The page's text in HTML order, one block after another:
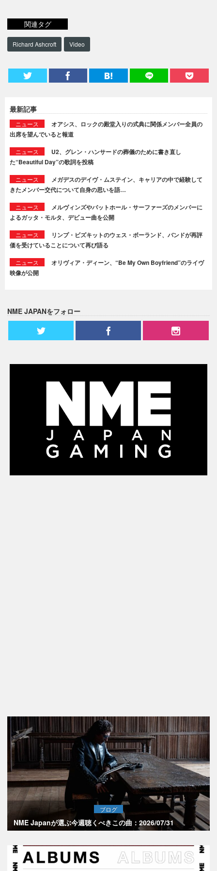
関連タグ
Richard Ashcroft Video
最新記事
ニュース
オアシス、ロックの殿堂入りの式典に関係メンバー全員の
出席を望んでいると報道
ニュース
U2、グレン・ハンサードの葬儀のために書き直し
た“Beautiful Day”の歌詞を投稿
ニュース
メガデスのデイヴ・ムステイン、キャリアの中で経験して
きたメンバー交代について自身の思いを語…
ニュース
メルヴィンズやバットホール・サーファーズのメンバーに
よるガッタ・モルタ、デビュー曲を公開
ニュース
リンプ・ビズキットのウェス・ボーランド、バンドが再評
価を受けていることについて再び語る
ニュース
オリヴィア・ディーン、“Be My Own Boyfriend”のライヴ
映像が公開
NME JAPANをフォロー
ブログ
NME Japanが選ぶ今週聴くべきこの曲：2026/07/31